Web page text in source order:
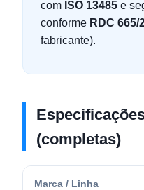
com ISO 13485 e
conforme RDC 665/
fabricante).
(completas)
Marca / Linha